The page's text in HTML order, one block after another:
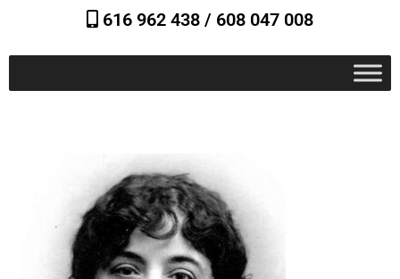
616 962 438 / 608 047 008